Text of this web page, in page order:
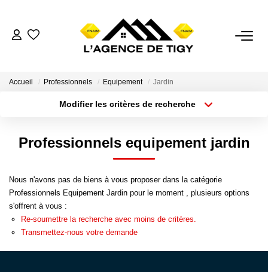
Nous Contacter
02.38.58.10.79
Accueil Professionnels Equipement Jardin
Modifier les critères de recherche
Professionnels equipement jardin
Nous n'avons pas de biens à vous proposer dans la catégorie
Professionnels Equipement Jardin pour le moment , plusieurs options
s'offrent à vous :
Re-soumettre la recherche avec moins de critères.
Transmettez-nous votre demande